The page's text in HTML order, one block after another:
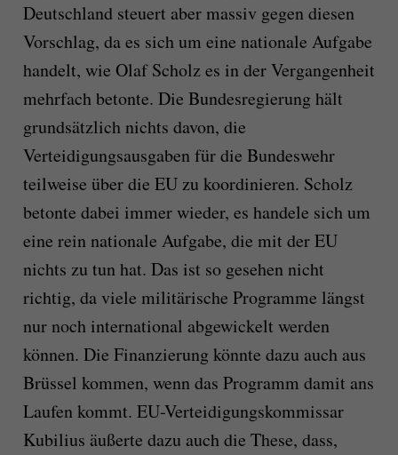
Deutschland steuert aber massiv gegen diesen
Vorschlag, da es sich um eine nationale Aufgabe
handelt, wie Olaf Scholz es in der Vergangenheit
mehrfach betonte. Die Bundesregierung hält
grundsätzlich nichts davon, die
Verteidigungsausgaben für die Bundeswehr
teilweise über die EU zu koordinieren. Scholz
betonte dabei immer wieder, es handele sich um
eine rein nationale Aufgabe, die mit der EU
nichts zu tun hat. Das ist so gesehen nicht
richtig, da viele militärische Programme längst
nur noch international abgewickelt werden
können. Die Finanzierung könnte dazu auch aus
Brüssel kommen, wenn das Programm damit ans
Laufen kommt. EU-Verteidigungskommissar
Kubilius äußerte dazu auch die These, dass,